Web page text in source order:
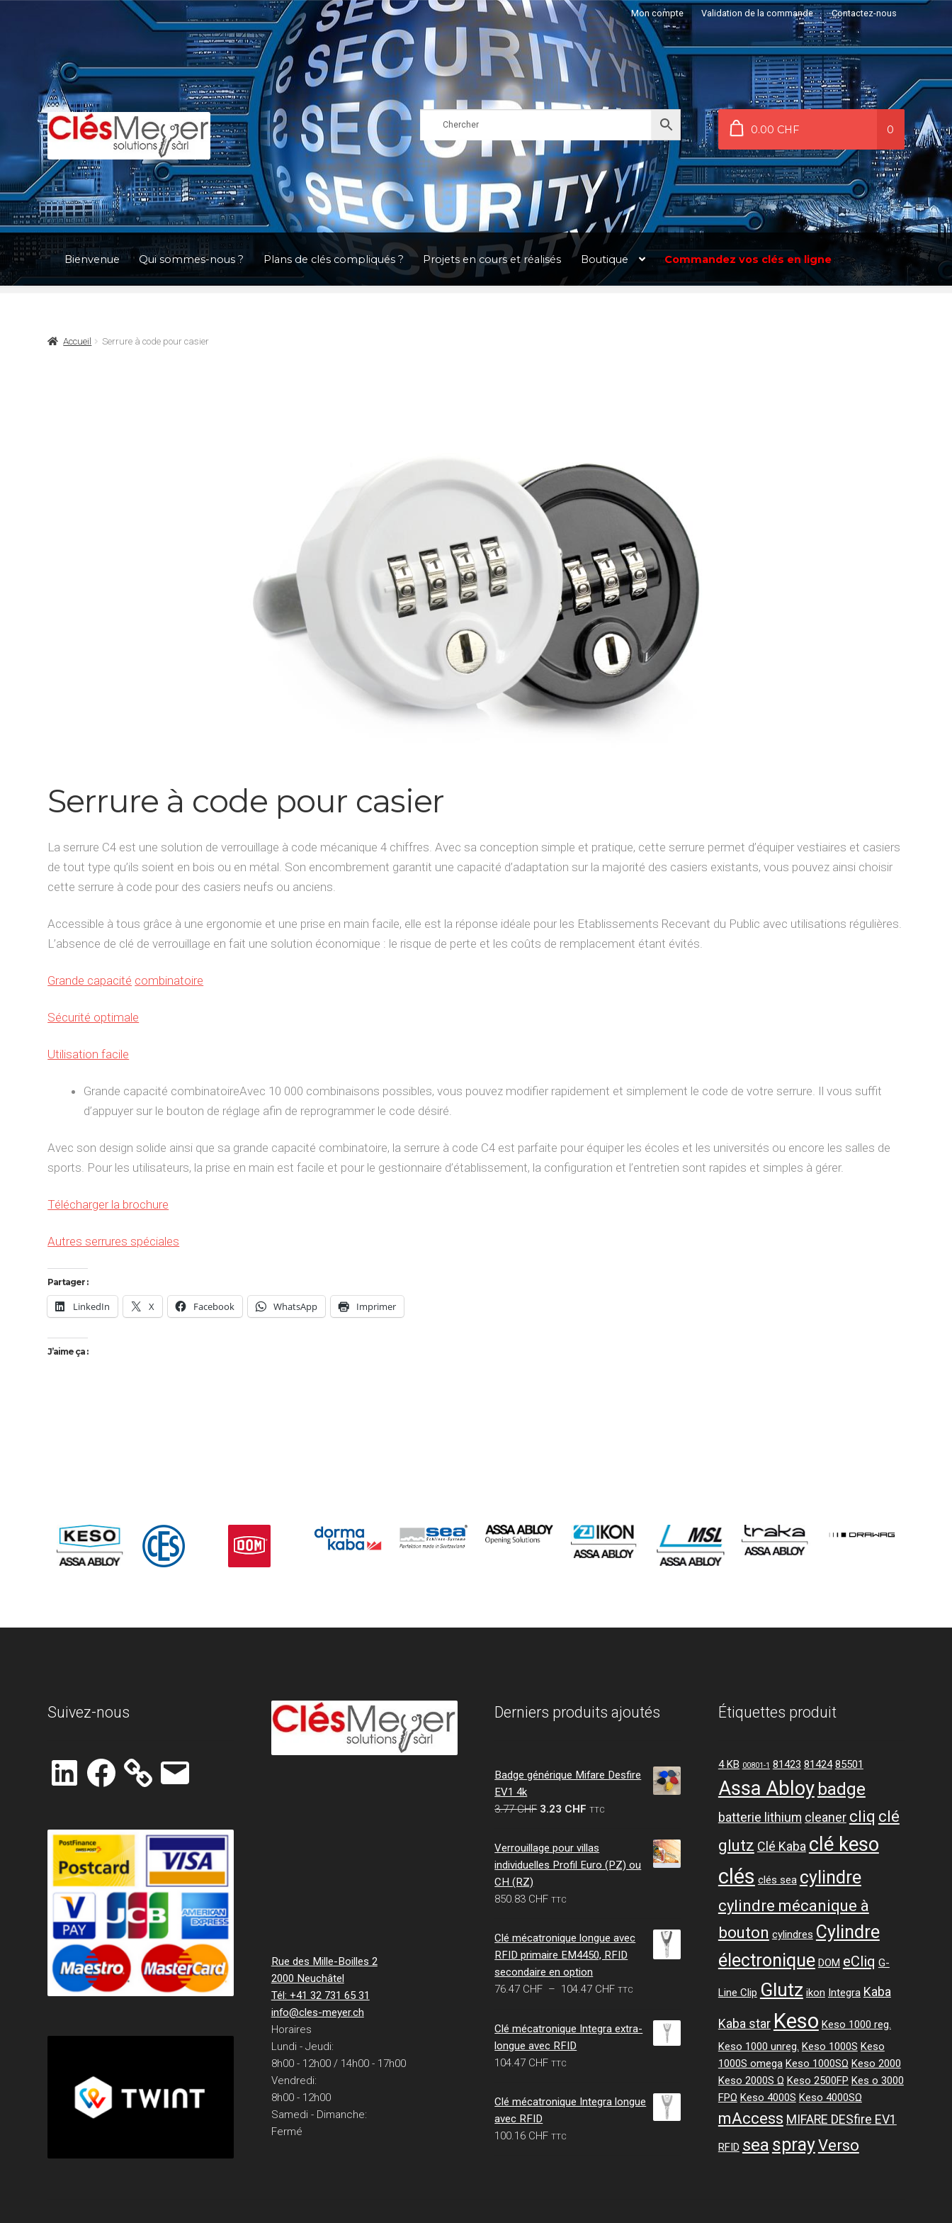
navigation
Mon compte Validation de la commande Contactez-nous
0.00 CHF 0
Bienvenue Qui sommes-nous ? Plans de clés compliqués ? Projets en cours et réalisés Boutique Commandez vos clés en ligne
Accueil Serrure à code pour casier
Serrure à code pour casier
La serrure C4 est une solution de verrouillage à code mécanique 4 chiffres. Avec sa conception simple et pratique, cette serrure permet d’équiper vestiaires et casiers
de tout type qu’ils soient en bois ou en métal. Son encombrement garantit une capacité d’adaptation sur la majorité des casiers existants, vous pouvez ainsi choisir
cette serrure à code pour des casiers neufs ou anciens.
Accessible à tous grâce à une ergonomie et une prise en main facile, elle est la réponse idéale pour les Etablissements Recevant du Public avec utilisations régulières.
L’absence de clé de verrouillage en fait une solution économique : le risque de perte et les coûts de remplacement étant évités.
Grande capacité combinatoire
Sécurité optimale
Utilisation facile
Grande capacité combinatoireAvec 10 000 combinaisons possibles, vous pouvez modifier rapidement et simplement le code de votre serrure. Il vous suffit
d’appuyer sur le bouton de réglage afin de reprogrammer le code désiré.
Avec son design solide ainsi que sa grande capacité combinatoire, la serrure à code C4 est parfaite pour équiper les écoles et les universités ou encore les salles de
sports. Pour les utilisateurs, la prise en main est facile et pour le gestionnaire d’établissement, la configuration et l’entretien sont rapides et simples à gérer.
Télécharger la brochure
Autres serrures spéciales
Partager :
LinkedIn X Facebook WhatsApp Imprimer
J’aime ça :
Suivez-nous
LinkedIn Facebook
E-
mail
Rue des Mille-Boilles 2
2000 Neuchâtel
Tél: +41 32 731 65 31
info@cles-meyer.ch
Horaires
Lundi - Jeudi:
8h00 - 12h00 / 14h00 - 17h00
Vendredi:
8h00 - 12h00
Samedi - Dimanche:
Fermé
Derniers produits ajoutés
Badge générique Mifare Desfire
EV1 4k
3.77CHF Le
était :
3.23 CHF Le
actuel
est :
TTC
Verrouillage pour villas
individuelles Profil Euro (PZ) ou
CH (RZ)
850.83 CHF TTC
Clé mécatronique longue avec
RFID primaire EM4450, RFID
secondaire en option
76.47 CHF – 104.47 CHFPlage
prix :
TTC
Clé mécatronique Integra extra-
longue avec RFID
104.47 CHF TTC
Clé mécatronique Integra longue
avec RFID
100.16 CHF TTC
Étiquettes produit
4 KB 00801-1 81423 81424 85501
Assa Abloy badge
batterie lithium cleaner cliq clé
glutz Clé Kaba clé keso
clés clés sea cylindre
cylindre mécanique à
bouton cylindres Cylindre
électronique DOM eCliq G-
Line Clip Glutz ikon Integra Kaba
Kaba star Keso Keso 1000 reg.
Keso 1000 unreg. Keso 1000S Keso
1000S omega Keso 1000SΩ Keso 2000
Keso 2000S Ω Keso 2500FP Kes o 3000
FPΩ Keso 4000S Keso 4000SΩ
mAccess MIFARE DESfire EV1
RFID sea sprayVerso